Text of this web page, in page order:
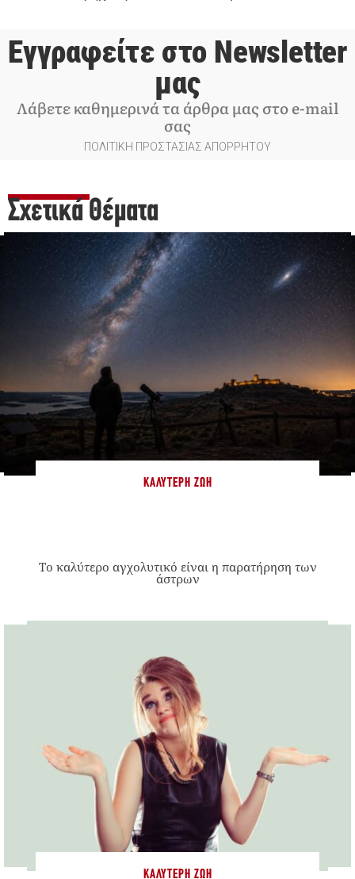
Εγγραφείτε στο Newsletter
μας
Λάβετε καθημερινά τα άρθρα μας στο e-mail
σας
ΠΟΛΙΤΙΚΗ ΠΡΟΣΤΑΣΙΑΣ ΑΠΟΡΡΗΤΟΥ
Σχετικά Θέματα
ΚΑΛΎΤΕΡΗ ΖΩΉ
Το καλύτερο αγχολυτικό είναι η παρατήρηση των
άστρων
ΚΑΛΎΤΕΡΗ ΖΩΉ